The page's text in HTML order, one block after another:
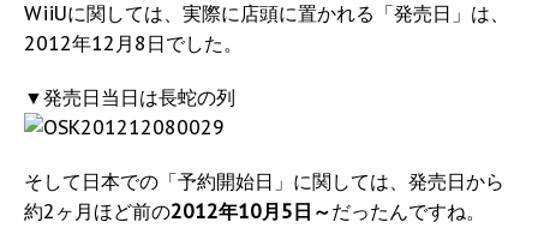
WiiUに関しては、実際に店頭に置かれる「発売日」は、
2012年12月8日でした。
▼発売日当日は長蛇の列
そして日本での「予約開始日」に関しては、発売日から
約2ヶ月ほど前の2012年10月5日～だったんですね。